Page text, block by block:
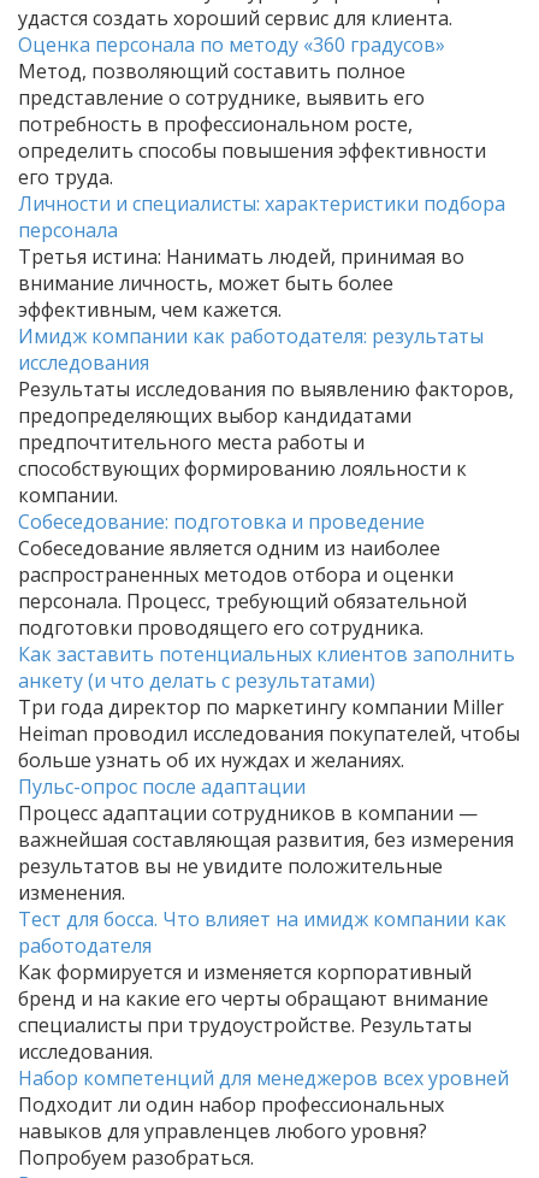
удастся создать хороший сервис для клиента.
Оценка персонала по методу «360 градусов»
Метод, позволяющий составить полное
представление о сотруднике, выявить его
потребность в профессиональном росте,
определить способы повышения эффективности
его труда.
Личности и специалисты: характеристики подбора
персонала
Третья истина: Нанимать людей, принимая во
внимание личность, может быть более
эффективным, чем кажется.
Имидж компании как работодателя: результаты
исследования
Результаты исследования по выявлению факторов,
предопределяющих выбор кандидатами
предпочтительного места работы и
способствующих формированию лояльности к
компании.
Собеседование: подготовка и проведение
Собеседование является одним из наиболее
распространенных методов отбора и оценки
персонала. Процесс, требующий обязательной
подготовки проводящего его сотрудника.
Как заставить потенциальных клиентов заполнить
анкету (и что делать с результатами)
Три года директор по маркетингу компании Miller
Heiman проводил исследования покупателей, чтобы
больше узнать об их нуждах и желаниях.
Пульс-опрос после адаптации
Процесс адаптации сотрудников в компании —
важнейшая составляющая развития, без измерения
результатов вы не увидите положительные
изменения.
Тест для босса. Что влияет на имидж компании как
работодателя
Как формируется и изменяется корпоративный
бренд и на какие его черты обращают внимание
специалисты при трудоустройстве. Результаты
исследования.
Набор компетенций для менеджеров всех уровней
Подходит ли один набор профессиональных
навыков для управленцев любого уровня?
Попробуем разобраться.